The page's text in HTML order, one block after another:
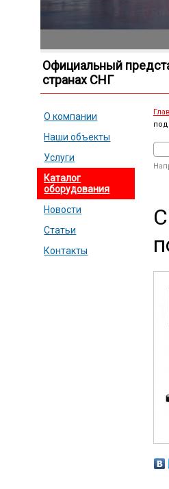
Официальный
странах СНГ
О компании
Наши объекты
Услуги
Каталог
оборудования
Новости
Статьи
Контакты
под